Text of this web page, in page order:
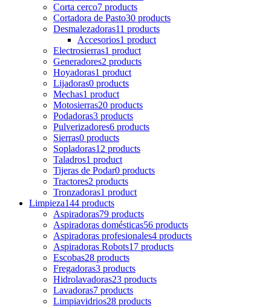
Corta cerco7 products
Cortadora de Pasto30 products
Desmalezadoras11 products
Accesorios1 product
Electrosierras1 product
Generadores2 products
Hoyadoras1 product
Lijadoras0 products
Mechas1 product
Motosierras20 products
Podadoras3 products
Pulverizadores6 products
Sierras0 products
Sopladoras12 products
Taladros1 product
Tijeras de Podar0 products
Tractores2 products
Tronzadoras1 product
Limpieza144 products
Aspiradoras79 products
Aspiradoras domésticas56 products
Aspiradoras profesionales4 products
Aspiradoras Robots17 products
Escobas28 products
Fregadoras3 products
Hidrolavadoras23 products
Lavadoras7 products
Limpiavidrios28 products